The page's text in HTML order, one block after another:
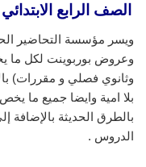
الصف الرابع الابتدائي
ويسر مؤسسة التحاضير
وعروض بوربوينت لكل ما
وثانوي فصلي و مقررات)
بلا امية وايضا جميع ما
بالطرق الحديثة
الدروس .